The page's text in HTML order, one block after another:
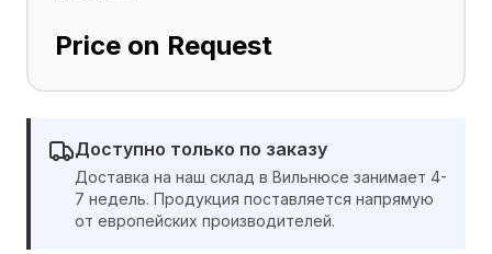
Price on Request
Доступно только по заказу
Доставка на наш склад в Вильнюсе занимает 4-
7 недель. Продукция поставляется напрямую
от европейских производителей.